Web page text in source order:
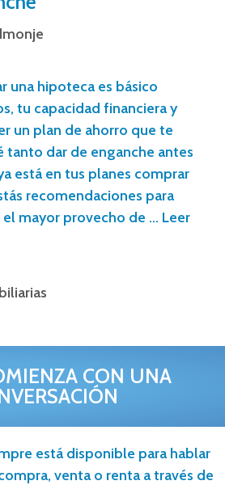
una hipoteca es básico
tu capacidad financiera y
un plan de ahorro que te
tanto dar de enganche antes
está en tus planes comprar
recomendaciones para
el mayor provecho de … Leer
CON UNA
está disponible para hablar
venta o renta a través de